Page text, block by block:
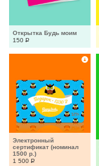
Открытка Будь моим
150 Р
Электронный
сертификат (номинал
1500 р.)
1 500 Р